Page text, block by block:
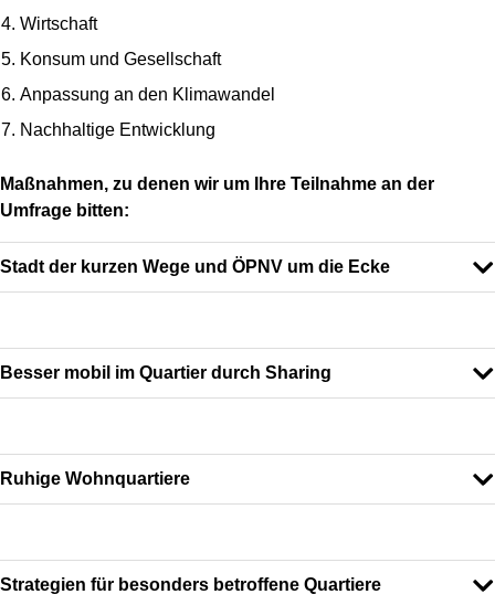
Wirtschaft
Konsum und Gesellschaft
Anpassung an den Klimawandel
Nachhaltige Entwicklung
Maßnahmen, zu denen wir um Ihre Teilnahme an der
Umfrage bitten:
Stadt der kurzen Wege und ÖPNV um die Ecke
Besser mobil im Quartier durch Sharing
Ruhige Wohnquartiere
Strategien für besonders betroffene Quartiere